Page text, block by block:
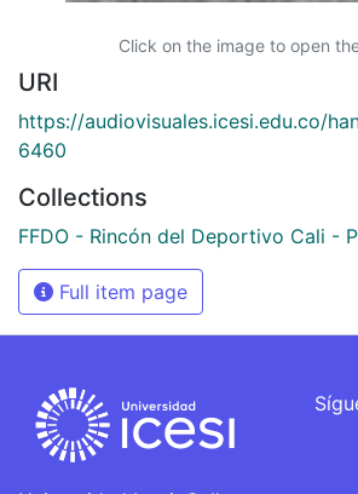
Click on the image to open
URI
https://audiovisuales.icesi.edu.co/
6460
Collections
FFDO - Rincón del Deportivo Cali -
Full item page